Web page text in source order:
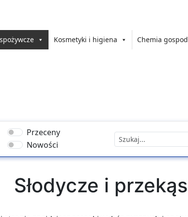
Kosmetyki i higiena Chemia
Przeceny
Nowości
Słodycze i